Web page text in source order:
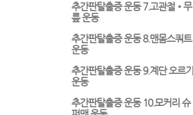
추간판탈출증 운동 7.고관절•무
릎 운동
추간판탈출증 운동 8.맨몸스쿼트
운동
추간판탈출증 운동 9.계단 오르기
운동
추간판탈출증 운동 10.모커리 슈